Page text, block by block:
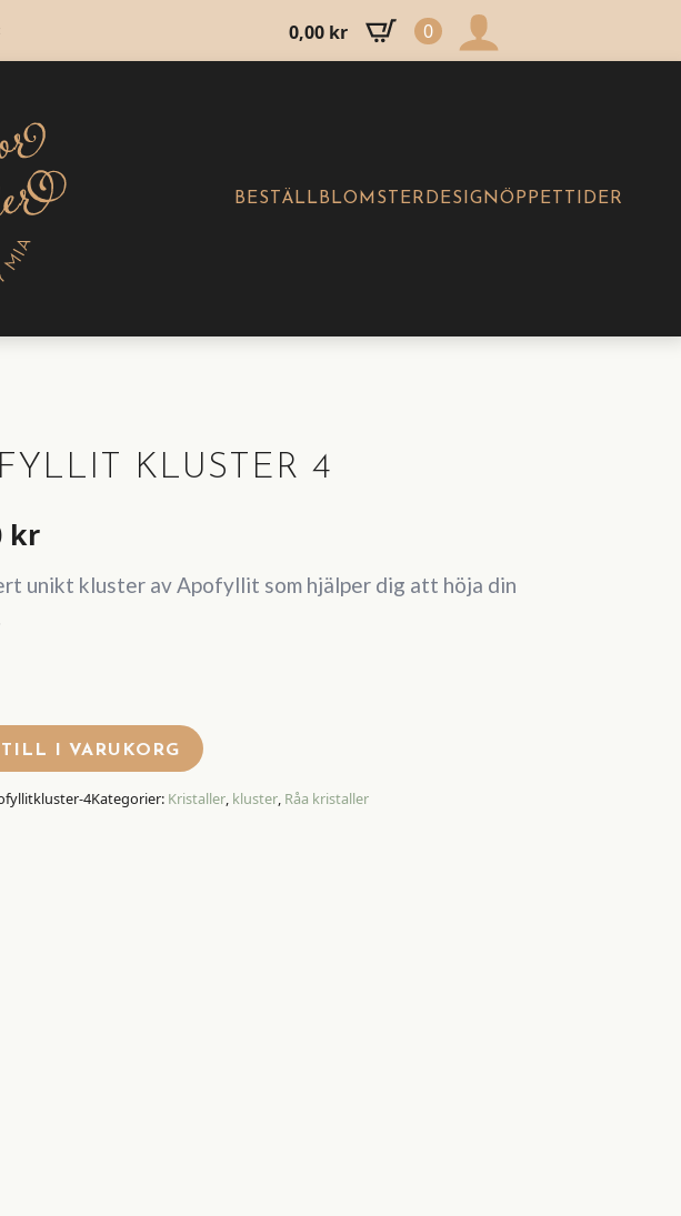
0,00 kr 0
BESTÄLL BLOMSTERDESIGNÖPPETTIDER
KLUSTER 4
kr
unikt kluster av Apofyllit som hjälper dig att höja din
TILL I VARUKORG
4Kategorier: Kristaller, kluster, Råa kristaller